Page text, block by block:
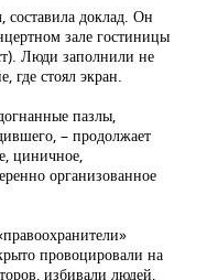
составила доклад. Он
зале гостиницы
Люди заполнили не
где стоял экран.
пазлы,
– продолжает
циничное,
организованное
провоцировали на
избивали людей,